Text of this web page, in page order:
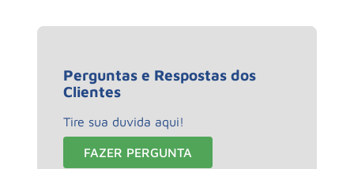
Perguntas e Respostas dos
Clientes
Tire sua duvida aqui!
FAZER PERGUNTA